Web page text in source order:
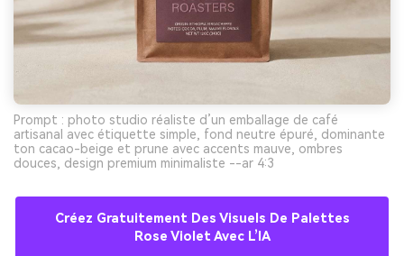
Prompt : photo studio réaliste d’un emballage de café
artisanal avec étiquette simple, fond neutre épuré, dominante
ton cacao-beige et prune avec accents mauve, ombres
douces, design premium minimaliste --ar 4:3
Créez Gratuitement Des Visuels De Palettes
Rose Violet Avec L’IA